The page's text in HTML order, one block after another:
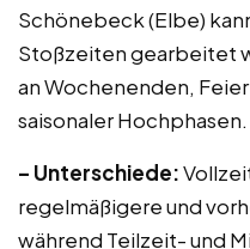
Schönebeck (Elbe)
Stoßzeiten gearbeitet
an Wochenenden,
saisonaler Hochphasen.
– Unterschiede:
regelmäßigere und
während Teilzeit- und